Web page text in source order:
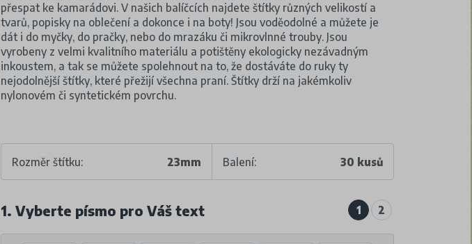
přespat ke kamarádovi. V našich balíčcích najdete štítky různých velikostí a
tvarů, popisky na oblečení a dokonce i na boty! Jsou voděodolné a můžete je
dát i do myčky, do pračky, nebo do mrazáku či mikrovlnné trouby. Jsou
vyrobeny z velmi kvalitního materiálu a potištěny ekologicky nezávadným
inkoustem, a tak se můžete spolehnout na to, že dostáváte do ruky ty
nejodolnější štítky, které přežijí všechna praní. Štítky drží na jakémkoliv
nylonovém či syntetickém povrchu.
Rozměr štítku: 23mm Balení: 30 kusů
1. Vyberte písmo pro Váš text 1 2